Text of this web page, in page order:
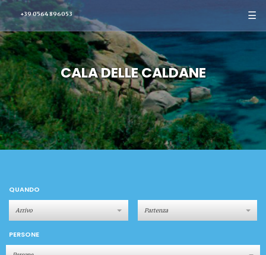
+39 0564 896053 ☰
CALA DELLE CALDANE
QUANDO
PERSONE